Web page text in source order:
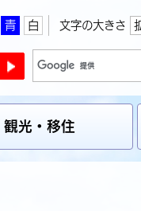
青 白 文字の大きさ
観光・移住